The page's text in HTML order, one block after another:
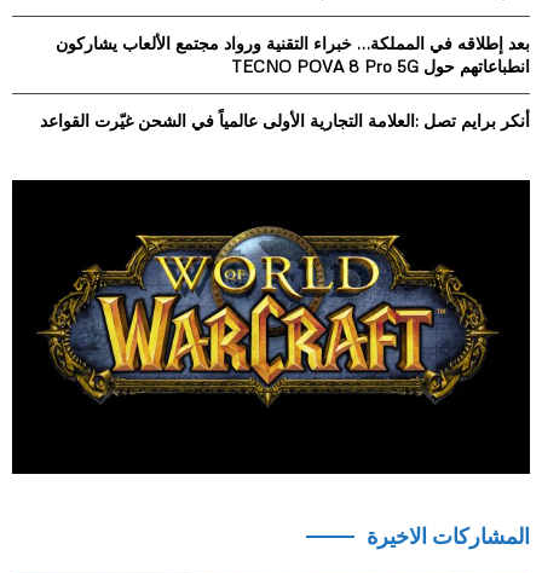
H
بعد إطلاقه في المملكة… خبراء التقنية ورواد مجتمع الألعاب يشاركون
انطباعاتهم حول TECNO POVA 8 Pro 5G
أنكر برايم تصل :العلامة التجارية الأولى عالمياً في الشحن غيّرت القواعد
المشاركات الاخيرة